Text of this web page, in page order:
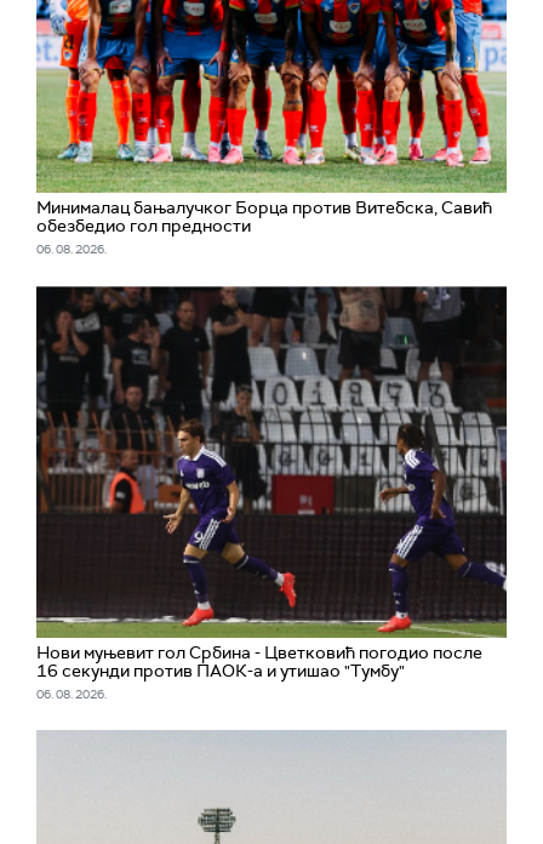
Минималац бањалучког Борца против Витебска, Савић
обезбедио гол предности
06. 08. 2026.
Нови муњевит гол Србина - Цветковић погодио после
16 секунди против ПАОК-а и утишао "Тумбу"
06. 08. 2026.